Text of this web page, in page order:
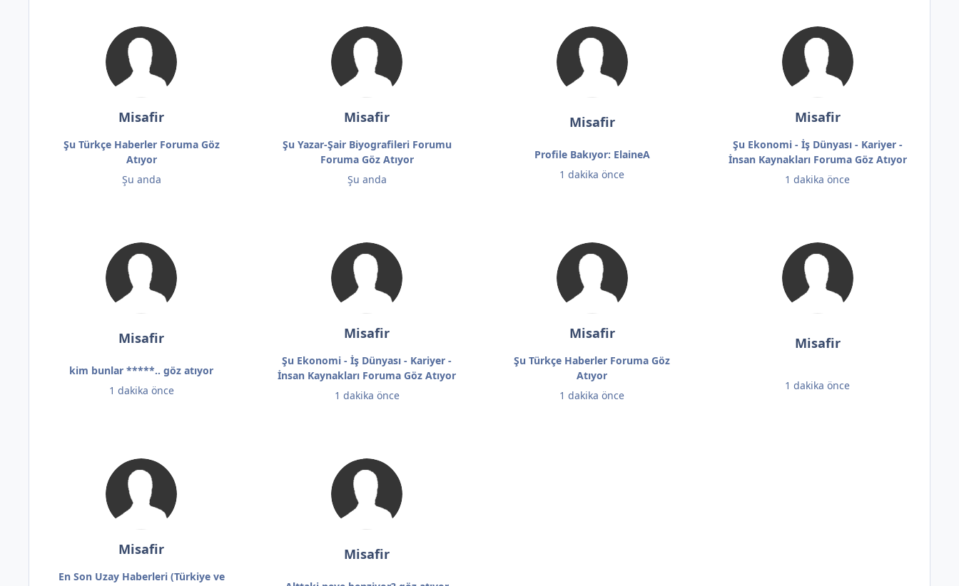
Misafir
Şu Türkçe Haberler Foruma Göz
Atıyor
Şu anda
Misafir
Şu Yazar-Şair Biyografileri Forumu
Foruma Göz Atıyor
Şu anda
Misafir
Profile Bakıyor: ElaineA
1 dakika önce
Misafir
Şu Ekonomi - İş Dünyası - Kariyer -
İnsan Kaynakları Foruma Göz Atıyor
1 dakika önce
Misafir
kim bunlar *****.. göz atıyor
1 dakika önce
Misafir
Şu Ekonomi - İş Dünyası - Kariyer -
İnsan Kaynakları Foruma Göz Atıyor
1 dakika önce
Misafir
Şu Türkçe Haberler Foruma Göz
Atıyor
1 dakika önce
Misafir
1 dakika önce
Misafir
En Son Uzay Haberleri (Türkiye ve
Misafir